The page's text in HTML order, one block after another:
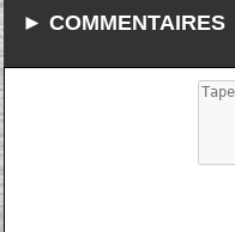
► COMMENTAIRES